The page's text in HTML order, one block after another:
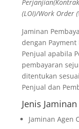
(LOI)/Work Order
Jaminan
dengan
Penjual apabila
pembayaran
ditentukan
Penjual dan
Jenis
Jaminan Agen